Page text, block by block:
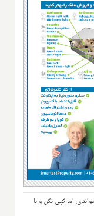
اما کپی نکن و با